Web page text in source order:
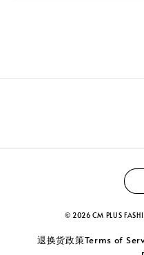
© 2026 CM PLUS
退换货政策Terms of